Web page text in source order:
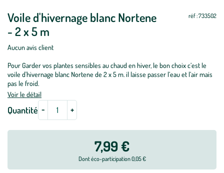
Voile d'hivernage blanc Nortene
- 2 x 5 m
réf : 733502
Aucun avis client
Pour Garder vos plantes sensibles au chaud en hiver, le bon choix c’est le
voile d'hivernage blanc Nortene de 2 x 5 m. il laisse passer l’eau et l’air mais
pas le froid.
Voir le détail
Quantité
jour
-
jour
+
7,99 €
Dont éco-participation 0,05 €